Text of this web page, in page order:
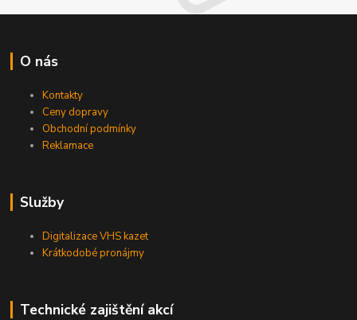
O nás
Kontakty
Ceny dopravy
Obchodní podmínky
Reklamace
Služby
Digitalizace VHS kazet
Krátkodobé pronájmy
Technické zajištění akcí